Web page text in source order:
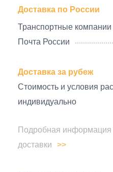
Доставка по России
Транспортные компании
Почта России
Доставка за рубеж
Стоимость и условия
индивидуально
Подробная информация
доставки